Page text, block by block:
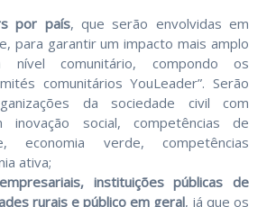
por país, que serão envolvidas em
para garantir um impacto mais amplo
comunitário, compondo os
comunitários YouLeader”. Serão
da sociedade civil com
inovação social, competências de
economia verde, competências
ativa;
instituições públicas de
rurais e público em geral, já que os